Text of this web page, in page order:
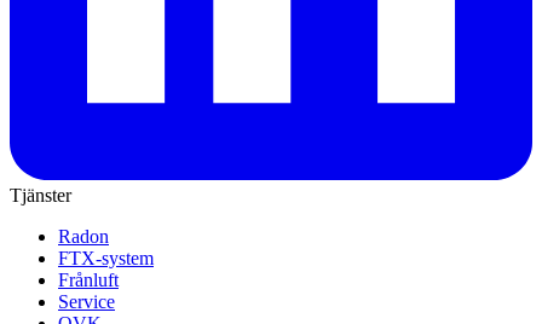
Tjänster
Radon
FTX-system
Frånluft
Service